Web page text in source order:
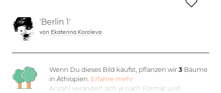
'Berlin 1'
von Ekaterina Koroleva
Wenn Du dieses Bild kaufst, pflanzen wir3 Bäume
in Äthiopien. Erfahre mehr
Anzahl verändert sich je nach Format und